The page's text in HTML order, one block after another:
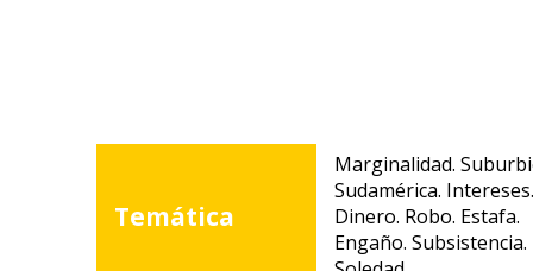
Temática
Marginalidad.
Sudamérica.
Dinero. Robo. Estafa.
Engaño. Subsistencia.